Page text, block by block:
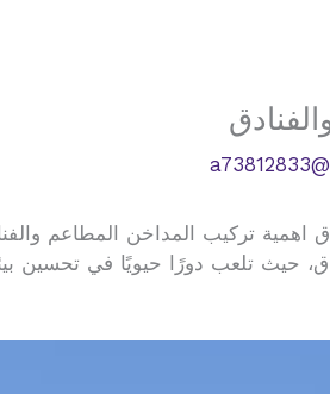
اهمية تركيب المداخن المطاعم
حيث تلعب دورًا حيويًا في تحسين